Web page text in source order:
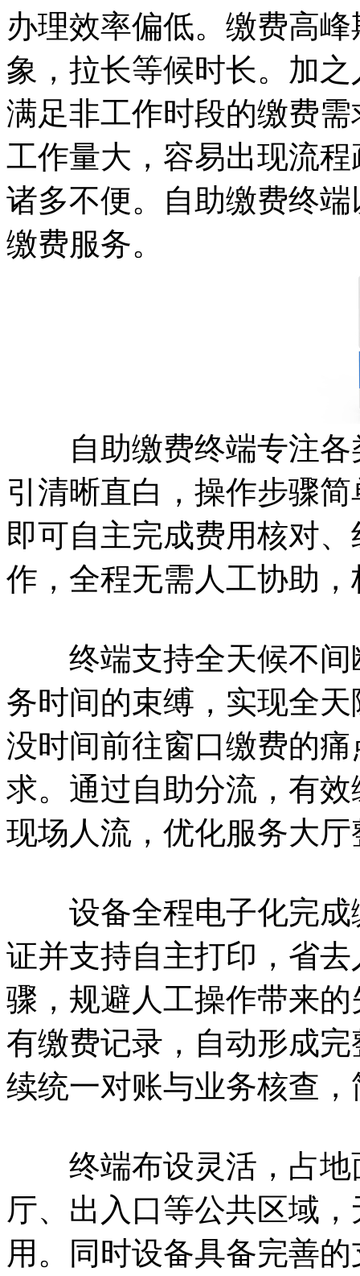
办理效率偏低。缴费高
象，拉长等候时长。加
满足非工作时段的缴费
工作量大，容易出现流
诸多不便。自助缴费终
缴费服务。
自助缴费终端专注各
引清晰直白，操作步骤
即可自主完成费用核对
作，全程无需人工协助
终端支持全天候不间
务时间的束缚，实现全
没时间前往窗口缴费的
求。通过自助分流，有
现场人流，优化服务大
设备全程电子化完成
证并支持自主打印，省
骤，规避人工操作带来
有缴费记录，自动形成
续统一对账与业务核查
终端布设灵活，占地
厅、出入口等公共区域
用。同时设备具备完善